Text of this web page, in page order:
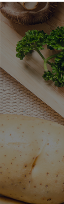
事
へ
ン
ク